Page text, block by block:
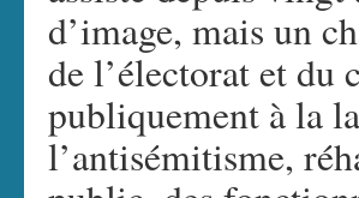
d’image, mais un
de l’électorat et du
publiquement à la
l’antisémitisme,